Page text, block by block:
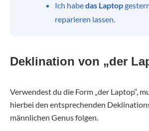
Ich habedas Laptop
reparieren lassen.
Deklination von „der
Verwendest du die Form „der Laptop“,
hierbei den entsprechenden
männlichen Genus folgen.